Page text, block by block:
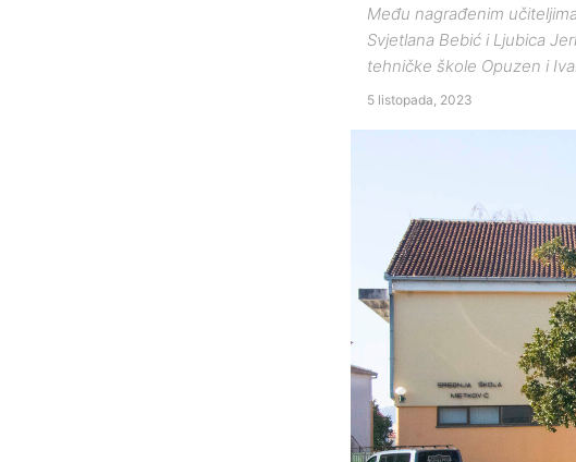
Među nagrađenim
Svjetlana Bebić i Ljubica
tehničke škole Opuzen i
5 listopada, 2023